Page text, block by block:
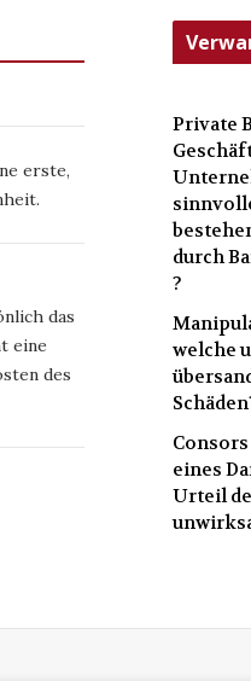
erste,
das
eine
des
Private
durch
?
welche
eines
Urteil